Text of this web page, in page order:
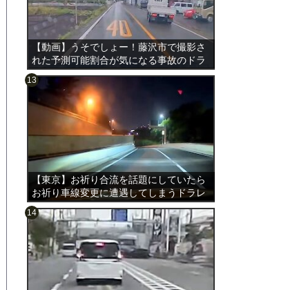
【動画】うそでしょー！藤沢市で撮影さ
れた予測可能割合が気になる事故のドラ
レコ。
【東京】お祈り合流を話題にしていたら
お祈り車線変更に遭遇してしまうドラレ
コ。